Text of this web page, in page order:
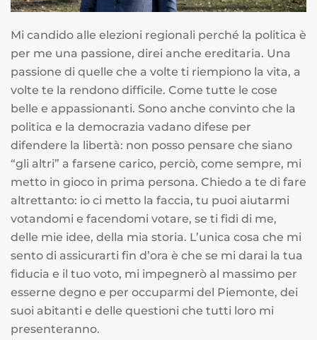
Mi candido alle elezioni regionali perché la politica è
per me una passione, direi anche ereditaria. Una
passione di quelle che a volte ti riempiono la vita, a
volte te la rendono difficile. Come tutte le cose
belle e appassionanti. Sono anche convinto che la
politica e la democrazia vadano difese per
difendere la libertà: non posso pensare che siano
“gli altri” a farsene carico, perciò, come sempre, mi
metto in gioco in prima persona. Chiedo a te di fare
altrettanto: io ci metto la faccia, tu puoi aiutarmi
votandomi e facendomi votare, se ti fidi di me,
delle mie idee, della mia storia. L’unica cosa che mi
sento di assicurarti fin d’ora è che se mi darai la tua
fiducia e il tuo voto, mi impegnerò al massimo per
esserne degno e per occuparmi del Piemonte, dei
suoi abitanti e delle questioni che tutti loro mi
presenteranno.